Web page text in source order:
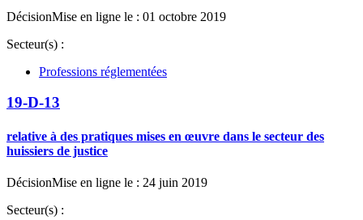
DécisionMise en ligne le : 01 octobre 2019
Secteur(s) :
Professions réglementées
19-D-13
relative à des pratiques mises en œuvre dans le secteur des
huissiers de justice
DécisionMise en ligne le : 24 juin 2019
Secteur(s) :